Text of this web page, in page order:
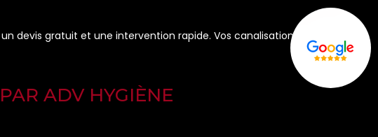
devis gratuit et une intervention rapide. Vos canalisations
ADV HYGIÈNE